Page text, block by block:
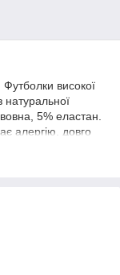
високої
натуральної
5% еластан.
алергію, довго
не линяють.
комфортно,
(принти).